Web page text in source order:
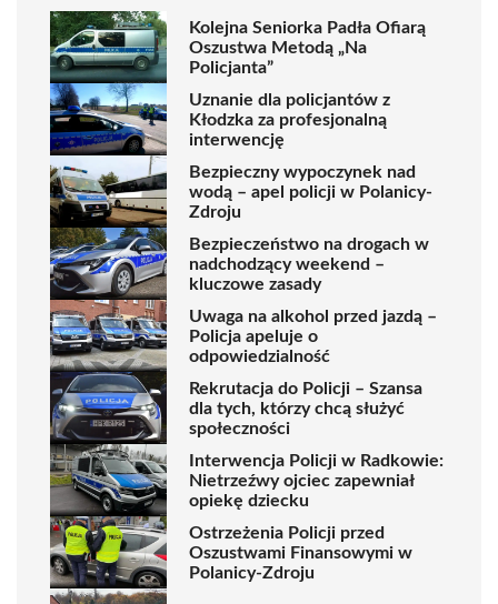
Kolejna Seniorka Padła Ofiarą
Oszustwa Metodą „Na
Policjanta”
Uznanie dla policjantów z
Kłodzka za profesjonalną
interwencję
Bezpieczny wypoczynek nad
wodą – apel policji w Polanicy-
Zdroju
Bezpieczeństwo na drogach w
nadchodzący weekend –
kluczowe zasady
Uwaga na alkohol przed jazdą –
Policja apeluje o
odpowiedzialność
Rekrutacja do Policji – Szansa
dla tych, którzy chcą służyć
społeczności
Interwencja Policji w Radkowie:
Nietrzeźwy ojciec zapewniał
opiekę dziecku
Ostrzeżenia Policji przed
Oszustwami Finansowymi w
Polanicy-Zdroju